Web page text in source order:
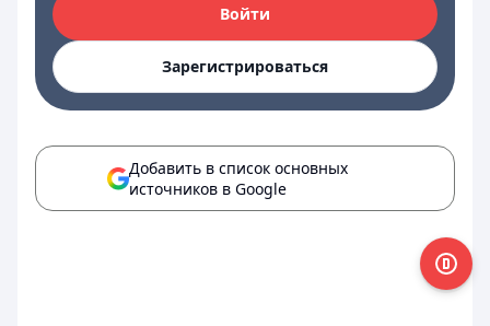
Войти
Зарегистрироваться
Добавить в список основных
источников в Google